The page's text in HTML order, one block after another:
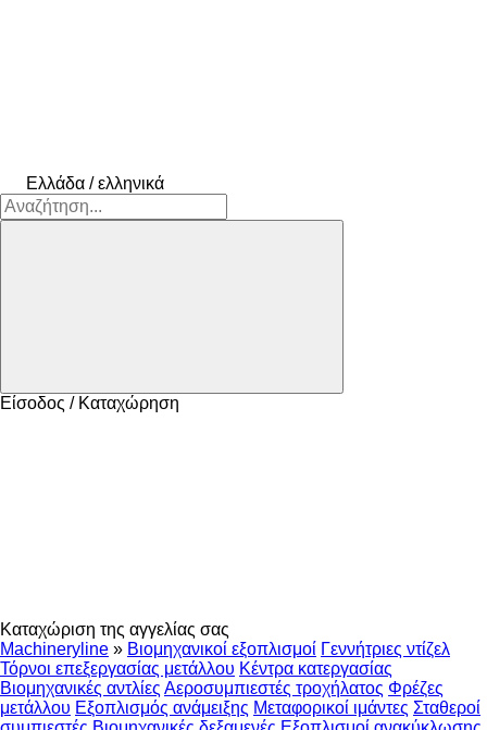
Ελλάδα / ελληνικά
Είσοδος / Καταχώρηση
Καταχώριση της αγγελίας σας
Machineryline » Βιομηχανικοί εξοπλισμοί Γεννήτριες ντίζελ
Τόρνοι επεξεργασίας μετάλλου Κέντρα κατεργασίας
Βιομηχανικές αντλίες Αεροσυμπιεστές τροχήλατος Φρέζες
μετάλλου Εξοπλισμός ανάμειξης Μεταφορικοί ιμάντες Σταθεροί